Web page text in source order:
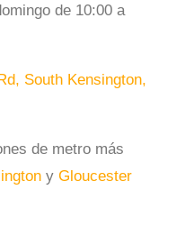
de 10:00 a
South Kensington,
de metro más
yGloucester